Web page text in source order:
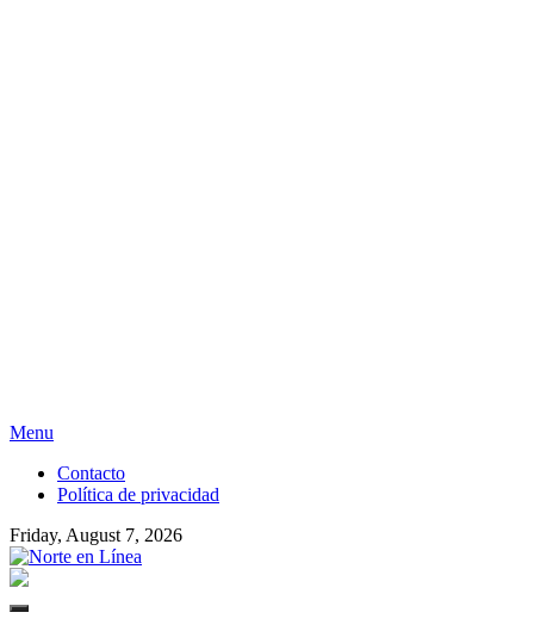
Skip
content
Menu
Contacto
Política de privacidad
Friday, August 7, 2026
Primary